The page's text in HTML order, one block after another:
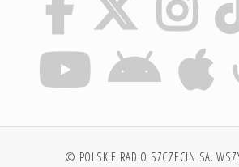
© POLSKIE RADIO SZCZECIN SA.